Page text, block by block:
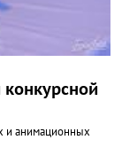
конкурсной
и анимационных